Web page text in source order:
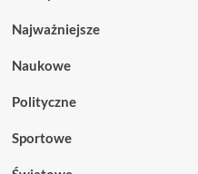
Najważniejsze
Naukowe
Polityczne
Sportowe